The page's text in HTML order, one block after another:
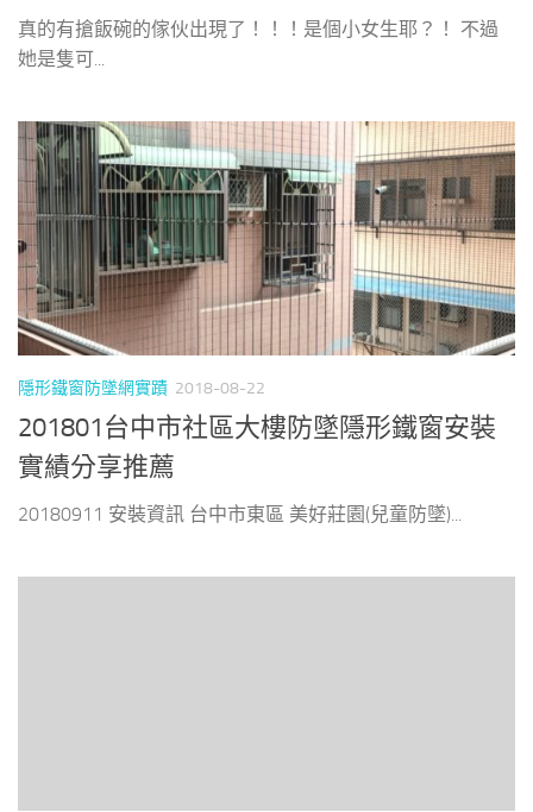
真的有搶飯碗的傢伙出現了！！！是個小女生耶？！ 不過
她是隻可...
隱形鐵窗防墜網實蹟 2018-08-22
201801台中市社區大樓防墜隱形鐵窗安裝
實績分享推薦
20180911 安裝資訊 台中市東區 美好莊園(兒童防墜)...